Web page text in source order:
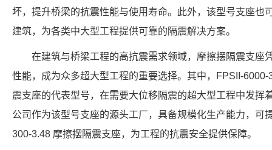
坏，提升桥梁的抗震性能与使用寿命。此外，该型号支座也
建筑，为各类中大型工程提供可靠的隔震解决方案。
在建筑与桥梁工程的高抗震需求领域，摩擦摆隔震支座
性能，成为众多超大型工程的重要选择。其中，FPSII-
震支座的代表型号，在需要大位移隔震的超大型工程中发挥
公司作为该型号支座的源头工厂，具备规模化生产能力，可
300-3.48 摩擦摆隔震支座，为工程的抗震安全提供保障。